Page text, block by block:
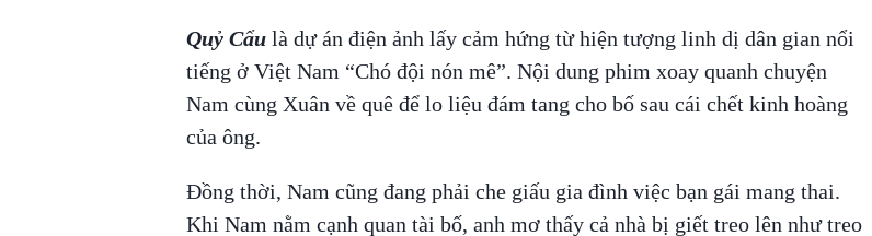
Quỷ Cẩu là dự án điện ảnh lấy cảm hứng từ hiện tượng linh dị dân gian nổi
tiếng ở Việt Nam “Chó đội nón mê”. Nội dung phim xoay quanh chuyện
Nam cùng Xuân về quê để lo liệu đám tang cho bố sau cái chết kinh hoàng
của ông.
Đồng thời, Nam cũng đang phải che giấu gia đình việc bạn gái mang thai.
Khi Nam nằm cạnh quan tài bố, anh mơ thấy cả nhà bị giết treo lên như treo